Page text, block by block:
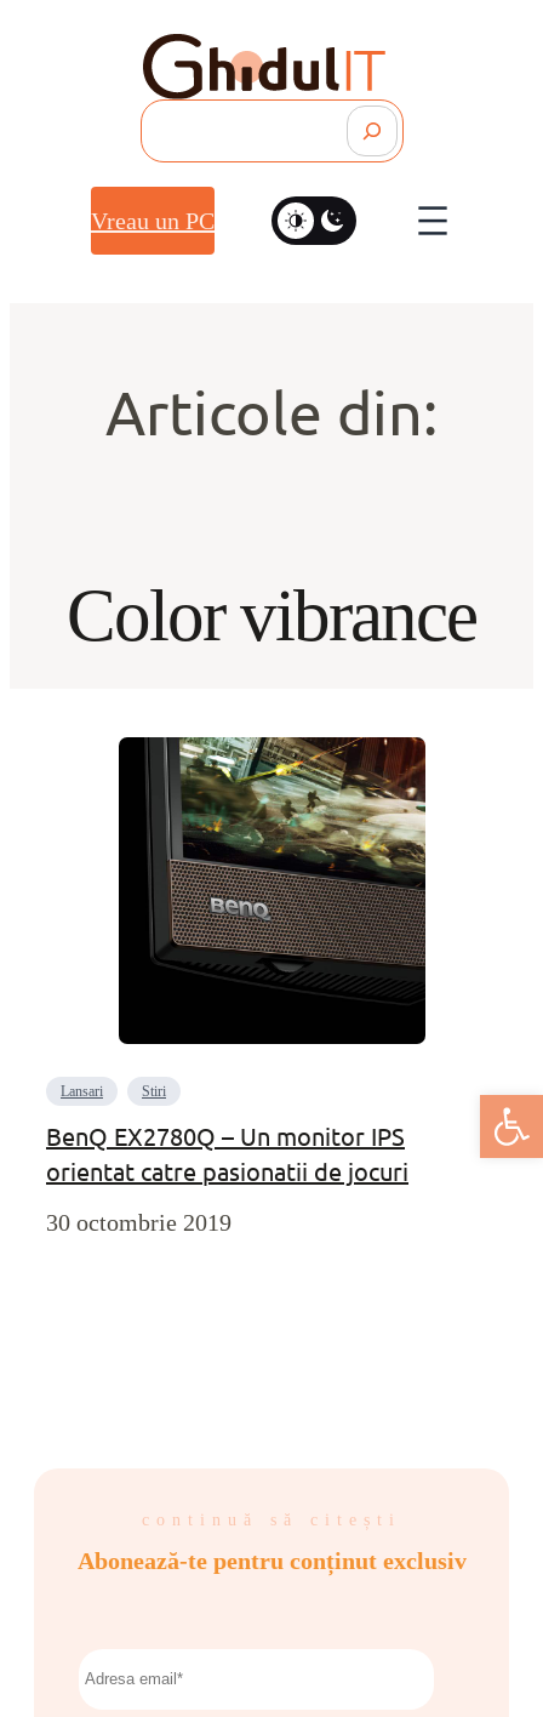
Deschide
Vreau un PC
Articole din:
Color vibrance
Lansari Stiri
BenQ EX2780Q – Un monitor IPS
orientat catre pasionatii de jocuri
30 octombrie 2019
continuă să citești
Abonează-te pentru conținut exclusiv